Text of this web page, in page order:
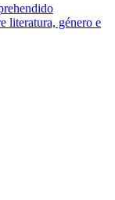
literatura, género e